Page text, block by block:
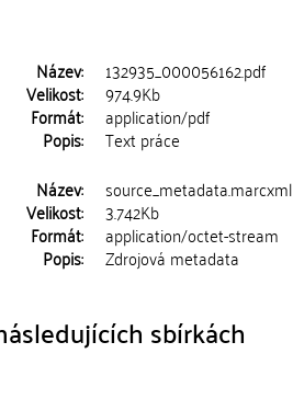
Název: 132935_000056162.pdf
Velikost: 974.9Kb
Formát: application/pdf
Popis: Text práce
Název: source_metadata.marcxml
Velikost: 3.742Kb
Formát: application/octet-stream
Popis: Zdrojová metadata
sbírkách